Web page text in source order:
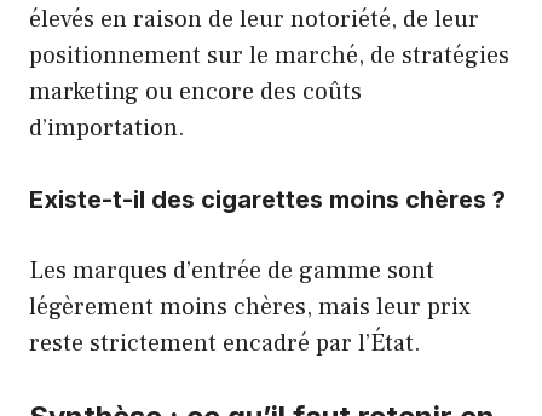
élevés en raison de leur notoriété, de leur
positionnement sur le marché, de stratégies
marketing ou encore des coûts
d’importation.
Existe-t-il des cigarettes moins chères ?
Les marques d’entrée de gamme sont
légèrement moins chères, mais leur prix
reste strictement encadré par l’État.